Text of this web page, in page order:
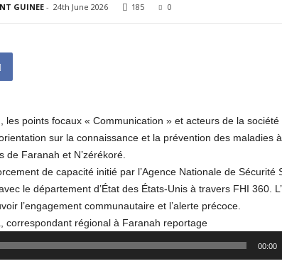
GUINEE- 24th June 2026 185 0
les points focaux « Communication » et acteurs de la société
sur la connaissance et la prévention des maladies
de Faranah et N’zérékoré.
de capacité initié par l’Agence Nationale de Sécurité
le département d’État des États-Unis à travers FHI 360.
l’engagement communautaire et l’alerte précoce.
correspondant régional à Faranah reportage
00:00